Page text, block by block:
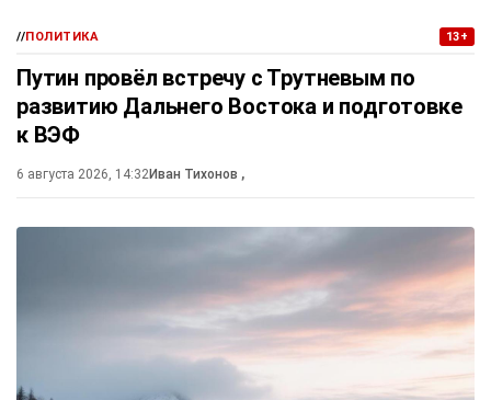
//ПОЛИТИКА 13+
Путин провёл встречу с Трутневым по
развитию Дальнего Востока и подготовке
к ВЭФ
6 августа 2026, 14:32Иван Тихонов ,